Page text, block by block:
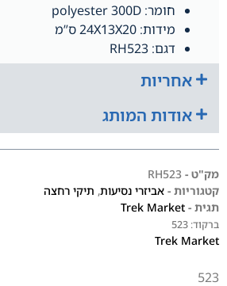
חומר: polyester 300D
מידות: 24X13X20 ס”מ
דגם: RH523
אחריות
אודות המותג
מק"ט - RH523
קטגוריות - אביזרי נסיעות, תיקי רחצה
תגית - Trek Market
ברקוד: 523
Trek Market
523